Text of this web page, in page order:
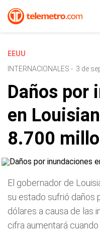
EEUU
INTERNACIONALES - 3 de
Daños por
en
8.700
El gobernador de
su estado sufrió daños
dólares a causa de las
cifra aumentará